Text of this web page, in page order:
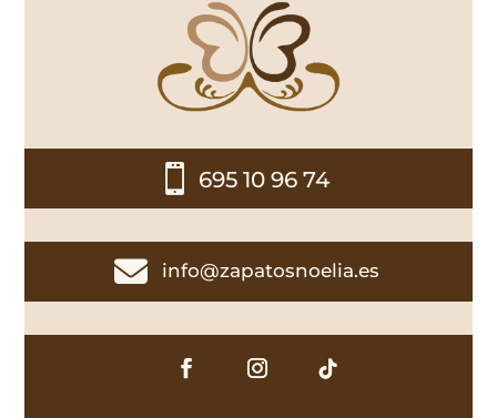
 695 10 96 74
 info@zapatosnoelia.es